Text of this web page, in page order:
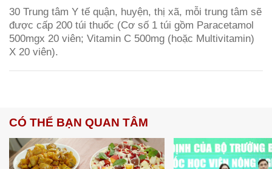
30 Trung tâm Y tế quận, huyện, thị xã, mỗi trung tâm sẽ
được cấp 200 túi thuốc (Cơ số 1 túi gồm Paracetamol
500mgx 20 viên; Vitamin C 500mg (hoặc Multivitamin)
X 20 viên).
CÓ THỂ BẠN QUAN TÂM